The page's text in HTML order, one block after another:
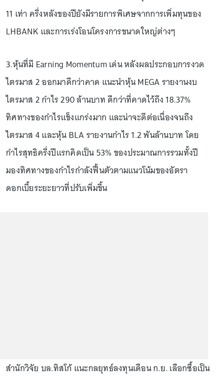
11 เท่า ครึ่งหลังของปียังมีรายการพิเศษจากการเพิ่มทุนของ
LHBANK และการเร่งโอนโครงการขนาดใหญ่ต่างๆ
3.หุ้นที่มี Earning Momentum เด่น หลังผลประกอบการงวด
ไตรมาส 2 ออกมาดีกว่าคาด แนะนำหุ้น MEGA รายงานงบ
ไตรมาส 2 กำไร 290 ล้านบาท ดีกว่าที่คาดไว้ถึง 18.37%
ทิศทางของกำไรแข็งแกร่งมาก และน่าจะดีต่อเนื่องจนถึง
ไตรมาส 4 และหุ้น BLA รายงานกำไร 1.2 พันล้านบาท โดย
กำไรสุทธิครึ่งปีแรกคิดเป็น 53% ของประมาณการรวมทั้งปี
มองทิศทางของกำไรกำลังฟื้นตัวตามแนวโน้มของอัตรา
ดอกเบี้ยระยะยาวที่ปรับเพิ่มขึ้น
สำนักวิจัย บล.ทิสโก้ แนะกลยุทธ์ลงทุนเดือน ก.ย. เลือกซื้อเป็น